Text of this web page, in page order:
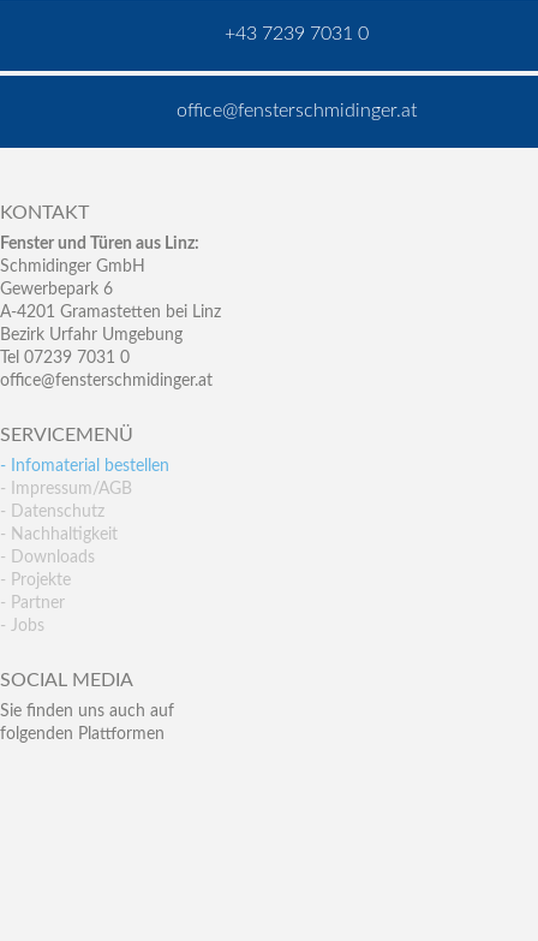
+43 7239 7031 0
office@fensterschmidinger.at
KONTAKT
Fenster und Türen aus Linz:
Schmidinger GmbH
Gewerbepark 6
A-4201 Gramastetten bei Linz
Bezirk Urfahr Umgebung
Tel 07239 7031 0
office@fensterschmidinger.at
SERVICEMENÜ
- Infomaterial bestellen
- Impressum/AGB
- Datenschutz
- Nachhaltigkeit
- Downloads
- Projekte
- Partner
- Jobs
SOCIAL MEDIA
Sie finden uns auch auf
folgenden Plattformen